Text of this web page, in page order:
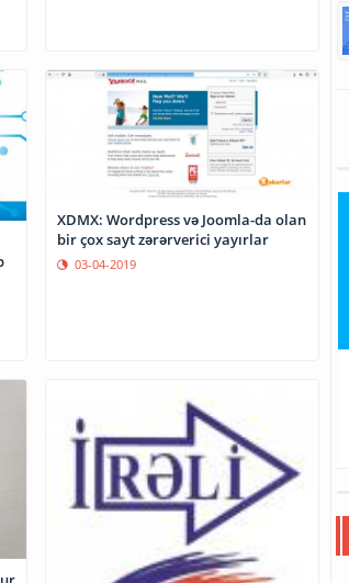
XDMX: Wordpress və Joomla-da olan
bir çox sayt zərərverici yayırlar
03-04-2019